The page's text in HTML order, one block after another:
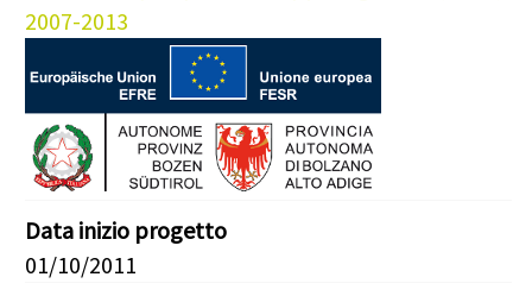
2007-2013
Data inizio progetto
01/10/2011